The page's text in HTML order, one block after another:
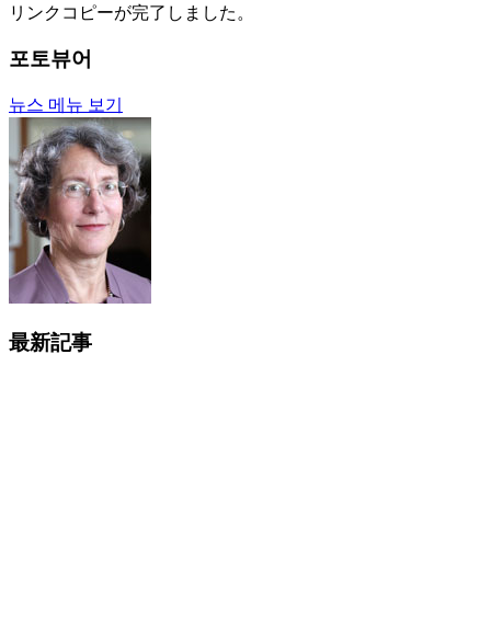
リンクコピーが完了しました。
포토뷰어
뉴스 메뉴 보기
最新記事